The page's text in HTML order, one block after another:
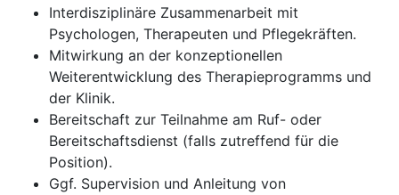
Interdisziplinäre Zusammenarbeit mit
Psychologen, Therapeuten und Pflegekräften.
Mitwirkung an der konzeptionellen
Weiterentwicklung des Therapieprogramms und
der Klinik.
Bereitschaft zur Teilnahme am Ruf- oder
Bereitschaftsdienst (falls zutreffend für die
Position).
Ggf. Supervision und Anleitung von